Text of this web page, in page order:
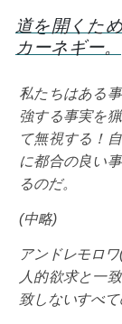
道を開くた
カーネギー。
私たちはある
強する事実を
て無視する！
に都合の良い
るのだ。
(中略)
アンドレモロ
人的欲求と一
致しないすべ